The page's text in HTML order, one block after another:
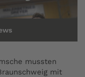
mussten
mit